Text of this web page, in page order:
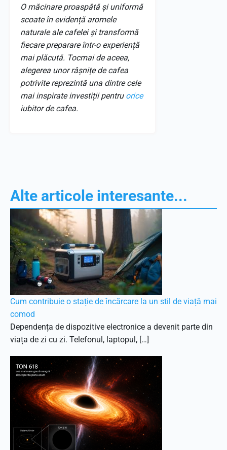
O măcinare proaspătă și uniformă
scoate în evidență aromele
naturale ale cafelei și transformă
fiecare preparare într-o experiență
mai plăcută. Tocmai de aceea,
alegerea unor râșnițe de cafea
potrivite reprezintă una dintre cele
mai inspirate investiții pentru orice
iubitor de cafea.
Alte articole interesante...
Cum contribuie o stație de încărcare la un stil de viață mai
comod
Dependența de dispozitive electronice a devenit parte din
viața de zi cu zi. Telefonul, laptopul, […]